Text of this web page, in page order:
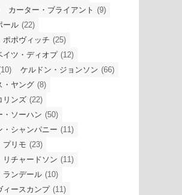
カーター・ブライアント (9)
ール (22)
ポポヴィッチ (25)
イツ・ディオプ (12)
ケルドン・ジョンソン (66)
・ヤング (8)
リンズ (22)
・ソーハン (50)
・シャンパニー (11)
プリモ (23)
リチャードソン (11)
ランデール (10)
ィースカンプ (11)